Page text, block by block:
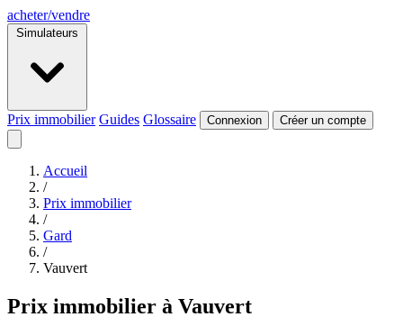
acheter/vendre
Simulateurs
Prix immobilier Guides Glossaire Connexion Créer un compte
Accueil
/
Prix immobilier
/
Gard
/
Vauvert
Prix immobilier à Vauvert